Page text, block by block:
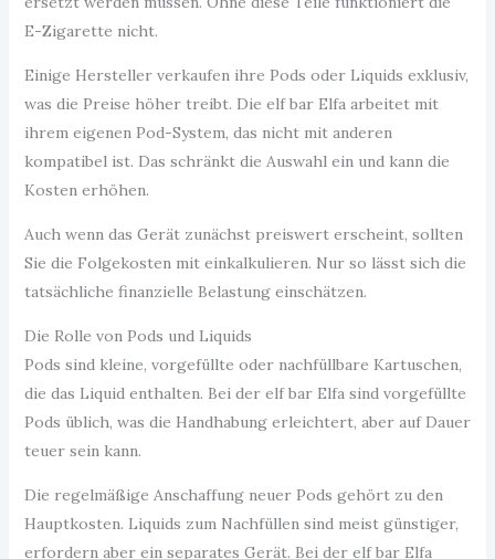
E-Zigarette nicht.
Einige Hersteller verkaufen ihre Pods oder Liquids exklusiv,
was die Preise höher treibt. Die elf bar Elfa arbeitet mit
ihrem eigenen Pod-System, das nicht mit anderen
kompatibel ist. Das schränkt die Auswahl ein und kann die
Kosten erhöhen.
Auch wenn das Gerät zunächst preiswert erscheint, sollten
Sie die Folgekosten mit einkalkulieren. Nur so lässt sich die
tatsächliche finanzielle Belastung einschätzen.
Die Rolle von Pods und Liquids
Pods sind kleine, vorgefüllte oder nachfüllbare Kartuschen,
die das Liquid enthalten. Bei der elf bar Elfa sind vorgefüllte
Pods üblich, was die Handhabung erleichtert, aber auf Dauer
teuer sein kann.
Die regelmäßige Anschaffung neuer Pods gehört zu den
Hauptkosten. Liquids zum Nachfüllen sind meist günstiger,
erfordern aber ein separates Gerät. Bei der elf bar Elfa